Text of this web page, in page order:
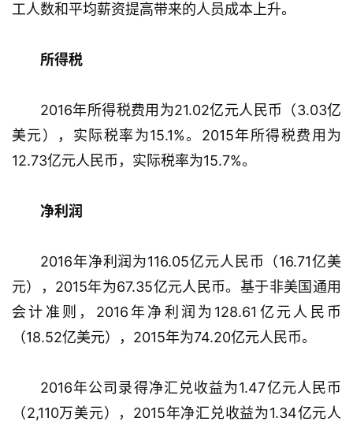
游
5
第
7
工人数和平均薪资提高带来的人员成本上升。
所得税
2016年所得税费用为21.02亿元人民币（3.03亿
美元），实际税率为15.1%。2015年所得税费用为
12.73亿元人民币，实际税率为15.7%。
净利润
2016年净利润为116.05亿元人民币（16.71亿美
元），2015年为67.35亿元人民币。基于非美国通用
会计准则，2016年净利润为128.61亿元人民币
（18.52亿美元），2015年为74.20亿元人民币。
2016年公司录得净汇兑收益为1.47亿元人民币
（2,110万美元），2015年净汇兑收益为1.34亿元人